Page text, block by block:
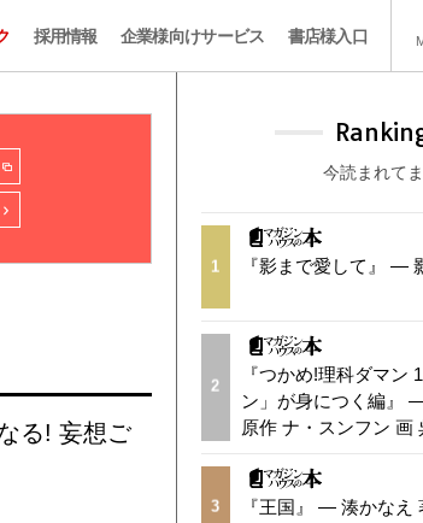
採用情報 企業様向けサービス 書店様入口
る! 妄想ご
今読まれて
1 『影まで愛して』 —
2
『つかめ!理科ダマン
ン」が身につく編』
原作 ナ・スンフン 画
3 『王国』 — 湊かなえ